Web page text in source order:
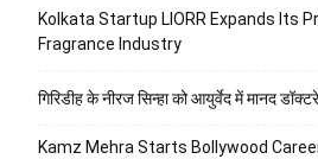
Kolkata Startup LIORR Expands Its
Fragrance Industry
गिरिडीह के नीरज सिन्हा को आयुर्वेद में मानद
Kamz Mehra Starts Bollywood